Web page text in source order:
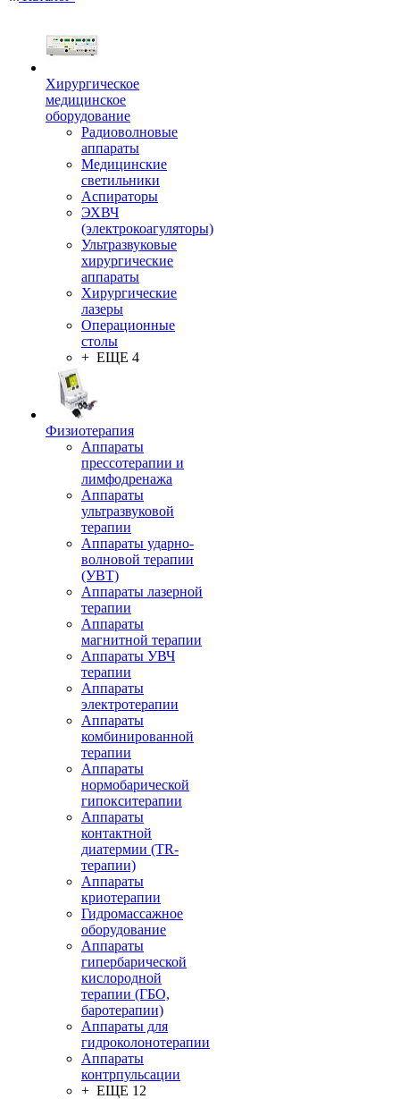
Хирургическое
медицинское
оборудование
Радиоволновые
аппараты
Медицинские
светильники
Аспираторы
ЭХВЧ
(электрокоагуляторы)
Ультразвуковые
хирургические
аппараты
Хирургические
лазеры
Операционные
столы
+ ЕЩЕ 4
Физиотерапия
Аппараты
прессотерапии и
лимфодренажа
Аппараты
ультразвуковой
терапии
Аппараты ударно-
волновой терапии
(УВТ)
Аппараты лазерной
терапии
Аппараты
магнитной терапии
Аппараты УВЧ
терапии
Аппараты
электротерапии
Аппараты
комбинированной
терапии
Аппараты
нормобарической
гипокситерапии
Аппараты
контактной
диатермии (TR-
терапии)
Аппараты
криотерапии
Гидромассажное
оборудование
Аппараты
гипербарической
кислородной
терапии (ГБО,
баротерапии)
Аппараты для
гидроколонотерапии
Аппараты
контрпульсации
+ ЕЩЕ 12